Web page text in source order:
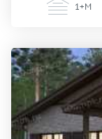
1+М